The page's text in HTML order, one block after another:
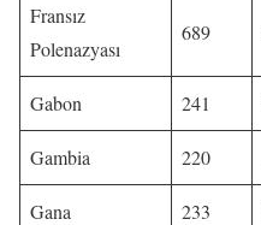
Fransız
Polenazyası
689
Gabon 241
Gambia 220
Gana 233